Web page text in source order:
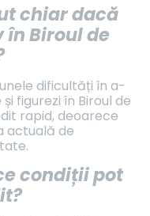
chiar dacă
Biroul de
dificultăți în a-
figurezi în Biroul de
rapid, deoarece
actuală de
condiții pot